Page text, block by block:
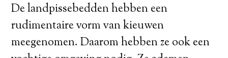
De landpissebedden hebben een
rudimentaire vorm van kieuwen
meegenomen. Daarom hebben ze ook een